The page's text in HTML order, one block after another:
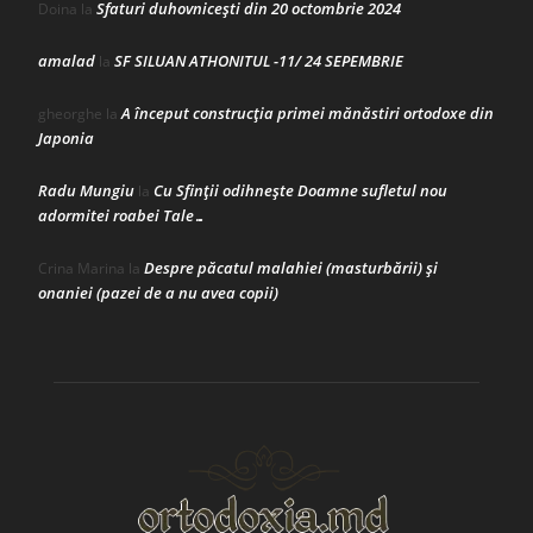
Doina la Sfaturi duhovnicești din 20 octombrie 2024
amalad la SF SILUAN ATHONITUL -11/ 24 SEPEMBRIE
gheorghe laA început construcţia primei mănăstiri ortodoxe din
Japonia
Radu Mungiu la Cu Sfinții odihnește Doamne sufletul nou
adormitei roabei Tale…
Crina Marina la Despre păcatul malahiei (masturbării) şi
onaniei (pazei de a nu avea copii)